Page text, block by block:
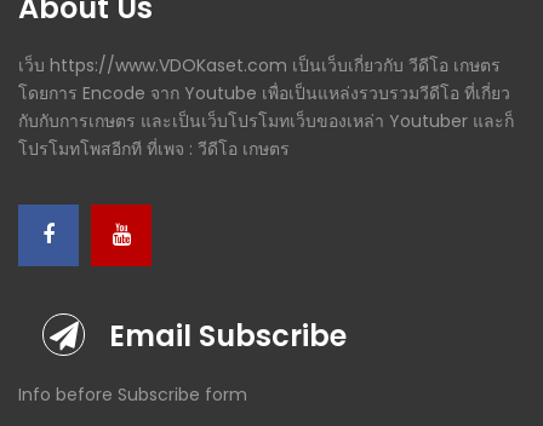
เว็บ https://www.VDOKaset.com เป็นเว็บเกี่ยวกับ วีดีโอ เกษตร
โดยการ Encode จาก Youtube เพื่อเป็นแหล่งรวบรวมวีดีโอ ที่เกี่ยว
กับกับการเกษตร และเป็นเว็บโปรโมทเว็บของเหล่า Youtuber และก็
โปรโมทโพสอีกที ที่เพจ : วีดีโอ เกษตร
Email Subscribe
Info before Subscribe form